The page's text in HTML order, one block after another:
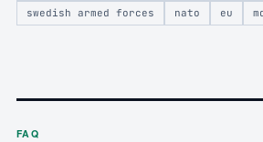
swedish armed forces
nato eu
FAQ